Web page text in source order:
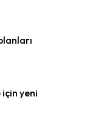
yeni